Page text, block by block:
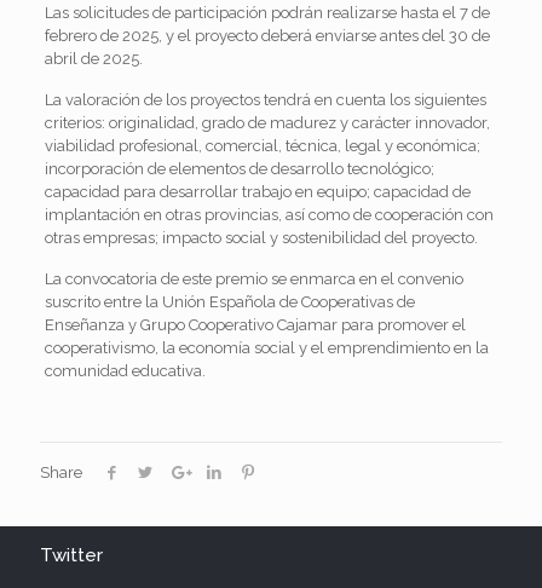
Las solicitudes de participación podrán realizarse hasta el 7 de
febrero de 2025, y el proyecto deberá enviarse antes del 30 de
abril de 2025.
La valoración de los proyectos tendrá en cuenta los siguientes
criterios: originalidad, grado de madurez y carácter innovador,
viabilidad profesional, comercial, técnica, legal y económica;
incorporación de elementos de desarrollo tecnológico;
capacidad para desarrollar trabajo en equipo; capacidad de
implantación en otras provincias, así como de cooperación con
otras empresas; impacto social y sostenibilidad del proyecto.
La convocatoria de este premio se enmarca en el convenio
suscrito entre la Unión Española de Cooperativas de
Enseñanza y Grupo Cooperativo Cajamar para promover el
cooperativismo, la economía social y el emprendimiento en la
comunidad educativa.
Share
Twitter